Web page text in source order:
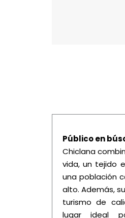
Público en
Chiclana
vida, un tejido
una población
alto. Además,
turismo de
lugar ideal